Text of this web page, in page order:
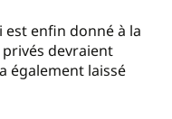
est enfin donné à la
devraient
également laissé